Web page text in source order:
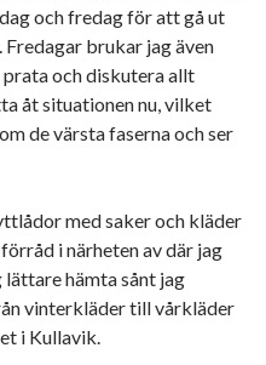
och fredag för att gå ut
brukar jag även
prata och diskutera allt
åt situationen nu, vilket
de värsta faserna och ser
med saker och kläder
i närheten av där jag
lättare hämta sånt jag
vinterkläder till vårkläder
i Kullavik.